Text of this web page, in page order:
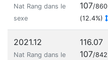
Nat Rang dans le
sexe
107/860
(12.4%)
2021.12
Nat Rang dans le
116.07
107/842